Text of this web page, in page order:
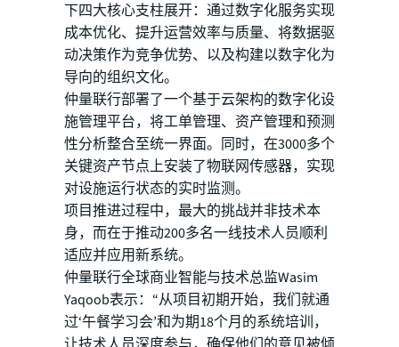
下四大核心支柱展开：通过数字化服务实现
成本优化、提升运营效率与质量、将数据驱
动决策作为竞争优势、以及构建以数字化为
导向的组织文化。
仲量联行部署了一个基于云架构的数字化设
施管理平台，将工单管理、资产管理和预测
性分析整合至统一界面。同时，在3000多个
关键资产节点上安装了物联网传感器，实现
对设施运行状态的实时监测。
项目推进过程中，最大的挑战并非技术本
身，而在于推动200多名一线技术人员顺利
适应并应用新系统。
仲量联行全球商业智能与技术总监Wasim
Yaqoob表示：“从项目初期开始，我们就通
过‘午餐学习会’和为期18个月的系统培训，